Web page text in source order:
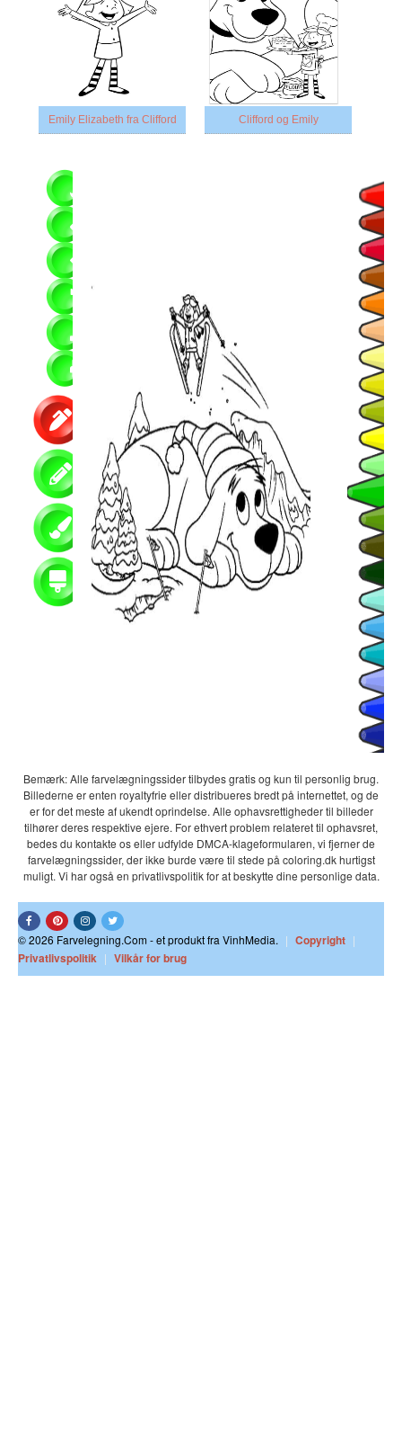
Emily Elizabeth fra Clifford Clifford og Emily
Bemærk: Alle farvelægningssider tilbydes gratis og kun til personlig brug.
Billederne er enten royaltyfrie eller distribueres bredt på internettet, og de
er for det meste af ukendt oprindelse. Alle ophavsrettigheder til billeder
tilhører deres respektive ejere. For ethvert problem relateret til ophavsret,
bedes du kontakte os eller udfylde DMCA-klageformularen, vi fjerner de
farvelægningssider, der ikke burde være til stede på coloring.dk hurtigst
muligt. Vi har også en privatlivspolitik for at beskytte dine personlige data.
© 2026 Farvelegning.Com - et produkt fra VinhMedia. | Copyright |
Privatlivspolitik | Vilkår for brug